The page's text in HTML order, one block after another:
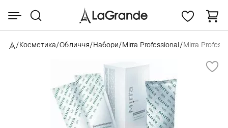
/Косметика/Обличчя/Набори/Mirra Professional/Mirra